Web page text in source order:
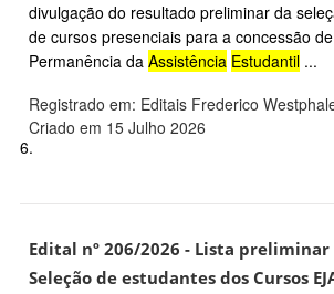
divulgação do resultado preliminar da
de cursos presenciais para a concessão
Permanência da Assistência Estudantil ...
Registrado em: Editais Frederico
Criado em 15 Julho 2026
6.
Edital nº 206/2026 - Lista
Seleção de estudantes dos Cursos